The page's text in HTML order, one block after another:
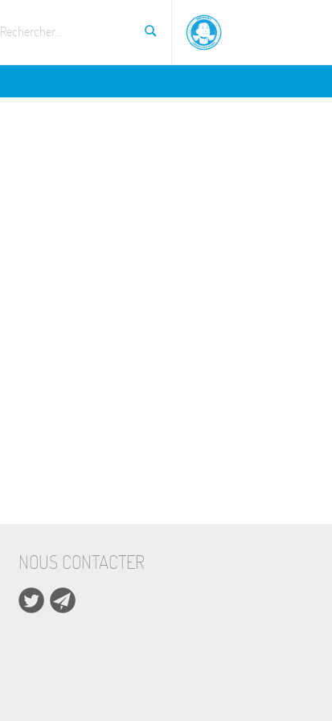
Rechercher...
NOUS CONTACTER